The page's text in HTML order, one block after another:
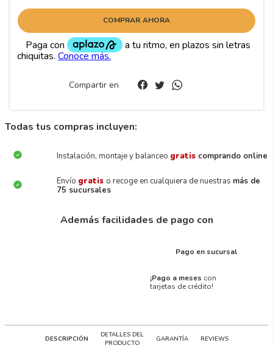
COMPRAR AHORA
Compartir en
Todas tus compras incluyen:
Instalación, montaje y balanceo gratis comprando online
Envío gratis o recoge en cualquiera de nuestras más de
75 sucursales
Además facilidades de pago con
Pago en sucursal
¡Pago a meses con
tarjetas de crédito!
DESCRIPCIÓN
DETALLES DEL
PRODUCTO
GARANTÍA REVIEWS